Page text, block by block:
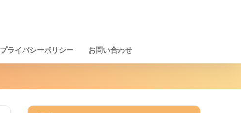
プライバシーポリシー お問い合わせ